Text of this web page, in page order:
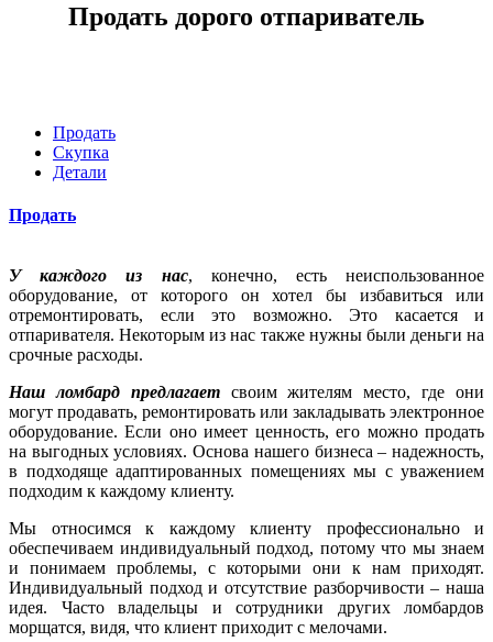
Продать дорого отпариватель
Продать
Скупка
Детали
Продать
У каждого из нас, конечно, есть неиспользованное
оборудование, от которого он хотел бы избавиться или
отремонтировать, если это возможно. Это касается и
отпаривателя. Некоторым из нас также нужны были деньги на
срочные расходы.
Наш ломбард предлагаетсвоим жителям место, где они
могут продавать, ремонтировать или закладывать электронное
оборудование. Если оно имеет ценность, его можно продать
на выгодных условиях. Основа нашего бизнеса – надежность,
в подходяще адаптированных помещениях мы с уважением
подходим к каждому клиенту.
Мы относимся к каждому клиенту профессионально и
обеспечиваем индивидуальный подход, потому что мы знаем
и понимаем проблемы, с которыми они к нам приходят.
Индивидуальный подход и отсутствие разборчивости – наша
идея. Часто владельцы и сотрудники других ломбардов
морщатся, видя, что клиент приходит с мелочами.